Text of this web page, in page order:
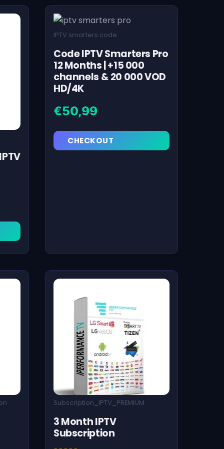
IPTV smarters code
Code IPTV Smarters Pro
12 Months | +15 000
channels & 20 000 VOD
HD/4K
€50,99
CHECKOUT
Subscription_IPTV_PREMIUM
3 Month IPTV
Subscription